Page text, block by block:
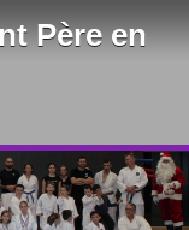
Père en